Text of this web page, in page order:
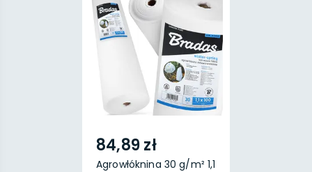
84,89 zł
Agrowłóknina 30 g/m² 1,1